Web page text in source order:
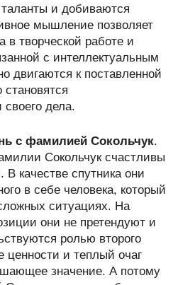
и добиваются
мышление позволяет
в творческой работе и
с интеллектуальным
двигаются к поставленной
дела.
с фамилией Сокольчук.
Сокольчук счастливы
качестве спутника они
в себе человека, который
ситуациях. На
они не претендуют и
ролью второго
и теплый очаг
значение. А потому